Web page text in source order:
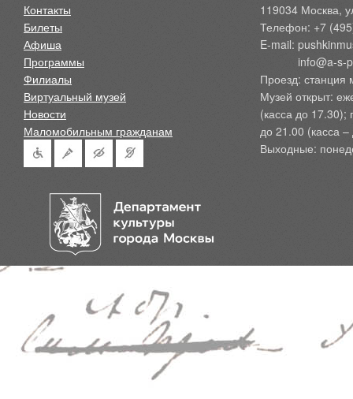
Контакты
Билеты
Афиша
Программы
Филиалы
Виртуальный музей
Новости
Маломобильным гражданам
119034 Москва,
Телефон: +7
E-mail:
Проезд: станция
Музей открыт:
(касса до 17.30);
до 21.00 (касса
Выходные: